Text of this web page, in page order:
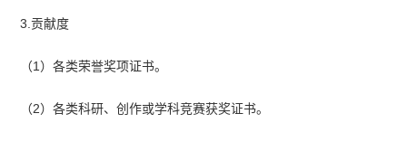
3.贡献度
（1）各类荣誉奖项证书。
（2）各类科研、创作或学科竞赛获奖证书。